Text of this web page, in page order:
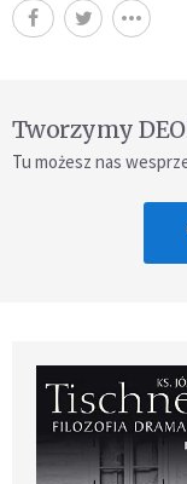
Tworzymy
Tu możesz nas